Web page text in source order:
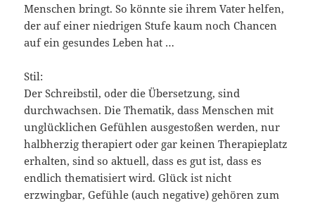
Menschen bringt. So könnte sie ihrem Vater helfen,
der auf einer niedrigen Stufe kaum noch Chancen
auf ein gesundes Leben hat …
Stil:
Der Schreibstil, oder die Übersetzung, sind
durchwachsen. Die Thematik, dass Menschen mit
unglücklichen Gefühlen ausgestoßen werden, nur
halbherzig therapiert oder gar keinen Therapieplatz
erhalten, sind so aktuell, dass es gut ist, dass es
endlich thematisiert wird. Glück ist nicht
erzwingbar, Gefühle (auch negative) gehören zum